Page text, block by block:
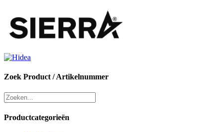
Zoek Product / Artikelnummer
Productcategorieën